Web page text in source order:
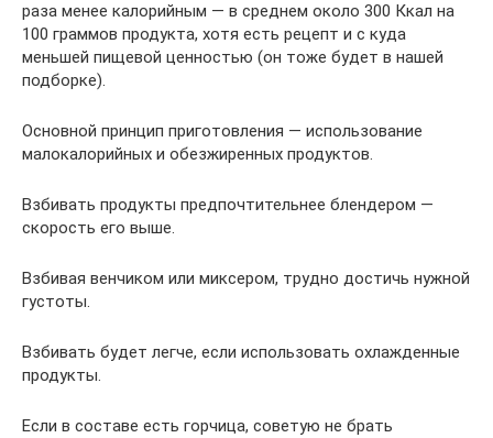
раза менее калорийным — в среднем около 300 Ккал на
100 граммов продукта, хотя есть рецепт и с куда
меньшей пищевой ценностью (он тоже будет в нашей
подборке).
Основной принцип приготовления — использование
малокалорийных и обезжиренных продуктов.
Взбивать продукты предпочтительнее блендером —
скорость его выше.
Взбивая венчиком или миксером, трудно достичь нужной
густоты.
Взбивать будет легче, если использовать охлажденные
продукты.
Если в составе есть горчица, советую не брать